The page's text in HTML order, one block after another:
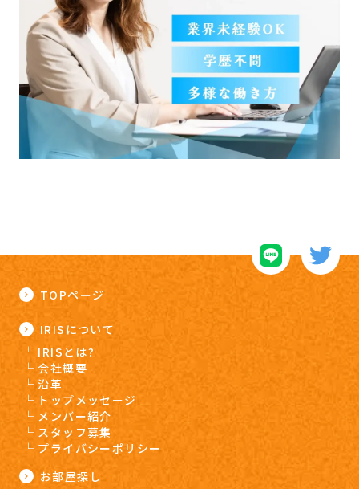
TOPページ
IRISについて
IRISとは?
会社概要
沿革
トップメッセージ
メンバー紹介
スタッフ募集
プライバシーポリシー
お部屋探し